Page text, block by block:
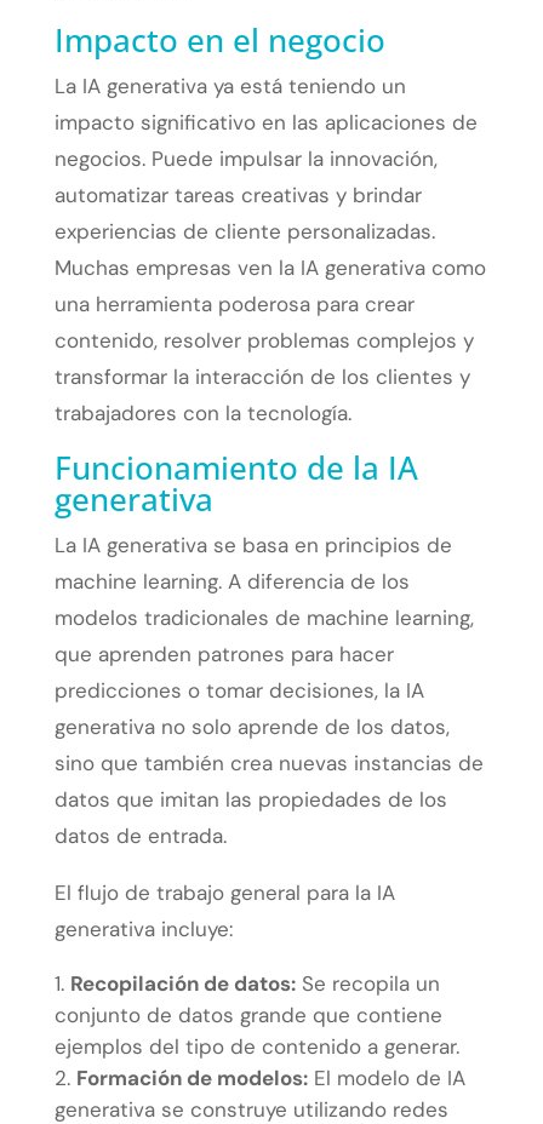
Impacto en el negocio
La IA generativa ya está teniendo un
impacto significativo en las aplicaciones de
negocios. Puede impulsar la innovación,
automatizar tareas creativas y brindar
experiencias de cliente personalizadas.
Muchas empresas ven la IA generativa como
una herramienta poderosa para crear
contenido, resolver problemas complejos y
transformar la interacción de los clientes y
trabajadores con la tecnología.
Funcionamiento de la IA
generativa
La IA generativa se basa en principios de
machine learning. A diferencia de los
modelos tradicionales de machine learning,
que aprenden patrones para hacer
predicciones o tomar decisiones, la IA
generativa no solo aprende de los datos,
sino que también crea nuevas instancias de
datos que imitan las propiedades de los
datos de entrada.
El flujo de trabajo general para la IA
generativa incluye:
Recopilación de datos:Se recopila un
conjunto de datos grande que contiene
ejemplos del tipo de contenido a generar.
Formación de modelos:El modelo de IA
generativa se construye utilizando redes